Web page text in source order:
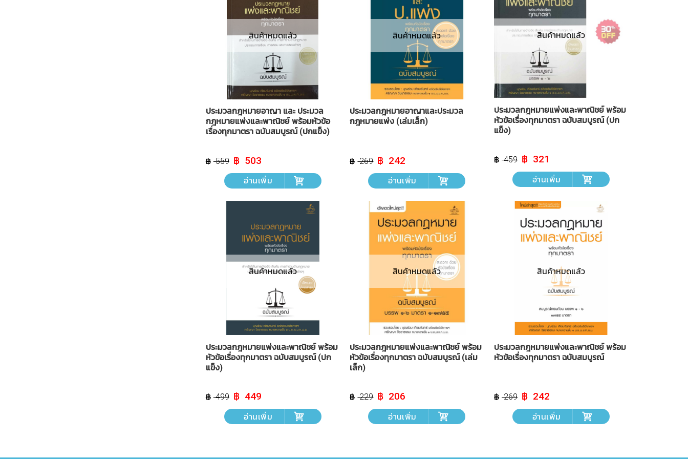
สินค้าหมดแล้ว
ประมวลกฎหมายอาญา และ ประมวล
กฎหมายแพ่งและพาณิชย์ พร้อมหัวข้อ
เรื่องทุกมาตรา ฉบับสมบูรณ์ (ปกแข็ง)
559 Original
price
was:
฿ 559.
503Current
price
is:
฿ 503.
อ่านเพิ่ม
สินค้าหมดแล้ว
ประมวลกฎหมายอาญาและประมวล
กฎหมายแพ่ง (เล่มเล็ก)
269 Original
price
was:
฿ 269.
242
is:
฿ 242.
อ่านเพิ่ม
สินค้าหมดแล้ว
ประมวลกฎหมายแพ่งและพาณิชย์ พร้อม
หัวข้อเรื่องทุกมาตรา ฉบับสมบูรณ์ (ปก
แข็ง)
459 Original
price
was:
฿ 459.
321
is:
฿ 321.
อ่านเพิ่ม
สินค้าหมดแล้ว
ประมวลกฎหมายแพ่งและพาณิชย์ พร้อม
หัวข้อเรื่องทุกมาตรา ฉบับสมบูรณ์ (ปก
แข็ง)
499 Original
price
was:
฿ 499.
449Current
price
is:
฿ 449.
อ่านเพิ่ม
สินค้าหมดแล้ว
ประมวลกฎหมายแพ่งและพาณิชย์ พร้อม
หัวข้อเรื่องทุกมาตรา ฉบับสมบูรณ์ (เล่ม
เล็ก)
229 Original
price
was:
฿ 229.
206
is:
฿ 206.
อ่านเพิ่ม
สินค้าหมดแล้ว
ประมวลกฎหมายแพ่งและพาณิชย์ พร้อม
หัวข้อเรื่องทุกมาตรา ฉบับสมบูรณ์
269 Original
price
was:
฿ 269.
242Current
price
is:
฿ 242.
อ่านเพิ่ม